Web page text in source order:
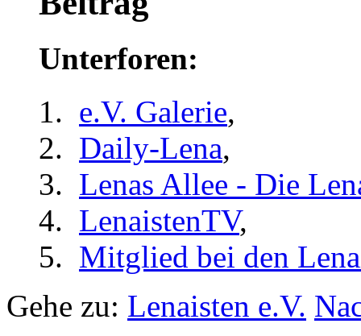
Unterforen:
e.V. Galerie,
Daily-Lena,
Lenas Allee - Die
LenaistenTV,
Mitglied bei den
Gehe zu: Lenaisten e.V.